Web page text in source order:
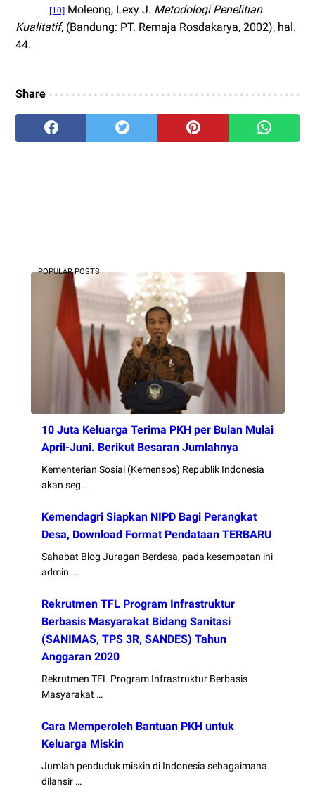
[10] Moleong, Lexy J. Metodologi Penelitian
Kualitatif, (Bandung: PT. Remaja Rosdakarya, 2002), hal.
44.
Share
POPULAR POSTS
10 Juta Keluarga Terima PKH per Bulan Mulai
April-Juni. Berikut Besaran Jumlahnya
Kementerian Sosial (Kemensos) Republik Indonesia
akan seg…
Kemendagri Siapkan NIPD Bagi Perangkat
Desa, Download Format Pendataan TERBARU
Sahabat Blog Juragan Berdesa, pada kesempatan ini
admin …
Rekrutmen TFL Program Infrastruktur
Berbasis Masyarakat Bidang Sanitasi
(SANIMAS, TPS 3R, SANDES) Tahun
Anggaran 2020
Rekrutmen TFL Program Infrastruktur Berbasis
Masyarakat …
Cara Memperoleh Bantuan PKH untuk
Keluarga Miskin
Jumlah penduduk miskin di Indonesia sebagaimana
dilansir …